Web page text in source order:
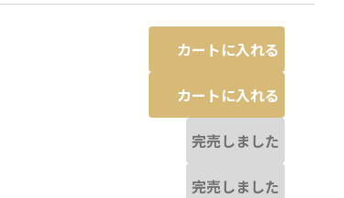
カートに入れる
カートに入れる
完売しました
完売しました